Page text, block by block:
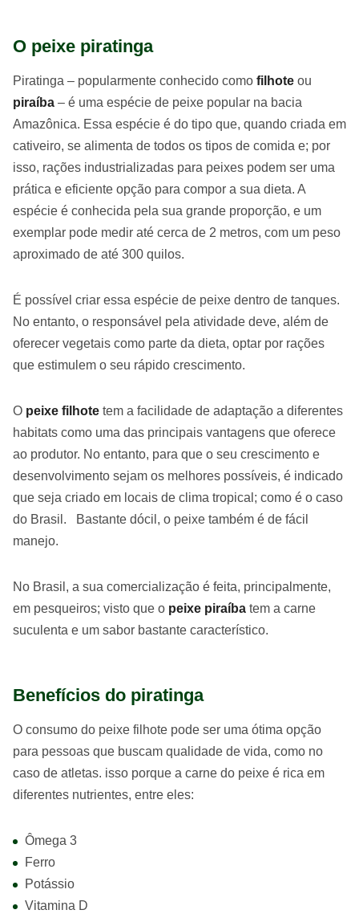
O peixe piratinga
Piratinga – popularmente conhecido como filhote ou
piraíba – é uma espécie de peixe popular na bacia
Amazônica. Essa espécie é do tipo que, quando criada em
cativeiro, se alimenta de todos os tipos de comida e; por
isso, rações industrializadas para peixes podem ser uma
prática e eficiente opção para compor a sua dieta. A
espécie é conhecida pela sua grande proporção, e um
exemplar pode medir até cerca de 2 metros, com um peso
aproximado de até 300 quilos.
É possível criar essa espécie de peixe dentro de tanques.
No entanto, o responsável pela atividade deve, além de
oferecer vegetais como parte da dieta, optar por rações
que estimulem o seu rápido crescimento.
O peixe filhote tem a facilidade de adaptação a diferentes
habitats como uma das principais vantagens que oferece
ao produtor. No entanto, para que o seu crescimento e
desenvolvimento sejam os melhores possíveis, é indicado
que seja criado em locais de clima tropical; como é o caso
do Brasil. Bastante dócil, o peixe também é de fácil
manejo.
No Brasil, a sua comercialização é feita, principalmente,
em pesqueiros; visto que o peixe piraíba tem a carne
suculenta e um sabor bastante característico.
Benefícios do piratinga
O consumo do peixe filhote pode ser uma ótima opção
para pessoas que buscam qualidade de vida, como no
caso de atletas. isso porque a carne do peixe é rica em
diferentes nutrientes, entre eles:
Ômega 3
Ferro
Potássio
Vitamina D